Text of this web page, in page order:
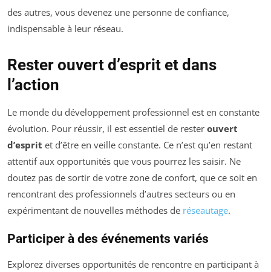
des autres, vous devenez une personne de confiance,
indispensable à leur réseau.
Rester ouvert d’esprit et dans
l’action
Le monde du développement professionnel est en constante
évolution. Pour réussir, il est essentiel de rester ouvert
d’esprit et d’être en veille constante. Ce n’est qu’en restant
attentif aux opportunités que vous pourrez les saisir. Ne
doutez pas de sortir de votre zone de confort, que ce soit en
rencontrant des professionnels d’autres secteurs ou en
expérimentant de nouvelles méthodes de réseautage.
Participer à des événements variés
Explorez diverses opportunités de rencontre en participant à